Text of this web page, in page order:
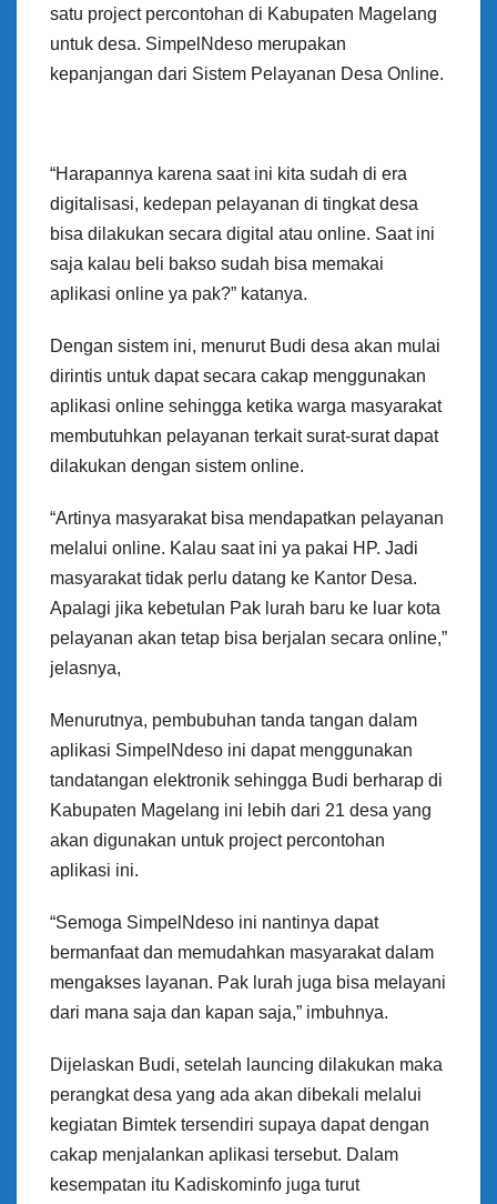
satu project percontohan di Kabupaten Magelang
untuk desa. SimpelNdeso merupakan
kepanjangan dari Sistem Pelayanan Desa Online.
“Harapannya karena saat ini kita sudah di era
digitalisasi, kedepan pelayanan di tingkat desa
bisa dilakukan secara digital atau online. Saat ini
saja kalau beli bakso sudah bisa memakai
aplikasi online ya pak?” katanya.
Dengan sistem ini, menurut Budi desa akan mulai
dirintis untuk dapat secara cakap menggunakan
aplikasi online sehingga ketika warga masyarakat
membutuhkan pelayanan terkait surat-surat dapat
dilakukan dengan sistem online.
“Artinya masyarakat bisa mendapatkan pelayanan
melalui online. Kalau saat ini ya pakai HP. Jadi
masyarakat tidak perlu datang ke Kantor Desa.
Apalagi jika kebetulan Pak lurah baru ke luar kota
pelayanan akan tetap bisa berjalan secara online,”
jelasnya,
Menurutnya, pembubuhan tanda tangan dalam
aplikasi SimpelNdeso ini dapat menggunakan
tandatangan elektronik sehingga Budi berharap di
Kabupaten Magelang ini lebih dari 21 desa yang
akan digunakan untuk project percontohan
aplikasi ini.
“Semoga SimpelNdeso ini nantinya dapat
bermanfaat dan memudahkan masyarakat dalam
mengakses layanan. Pak lurah juga bisa melayani
dari mana saja dan kapan saja,” imbuhnya.
Dijelaskan Budi, setelah launcing dilakukan maka
perangkat desa yang ada akan dibekali melalui
kegiatan Bimtek tersendiri supaya dapat dengan
cakap menjalankan aplikasi tersebut. Dalam
kesempatan itu Kadiskominfo juga turut